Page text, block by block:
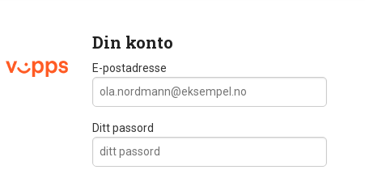
Din konto
E-postadresse
Ditt passord